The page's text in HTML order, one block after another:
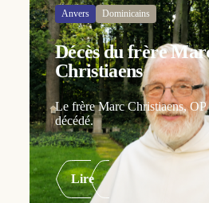
Anvers Dominicains
Décès du frère
Christiaens
Le frère Marc Christiaens,
décédé.
Lire